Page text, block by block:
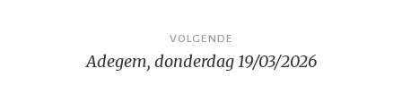
VOLGENDE
Adegem, donderdag 19/03/2026